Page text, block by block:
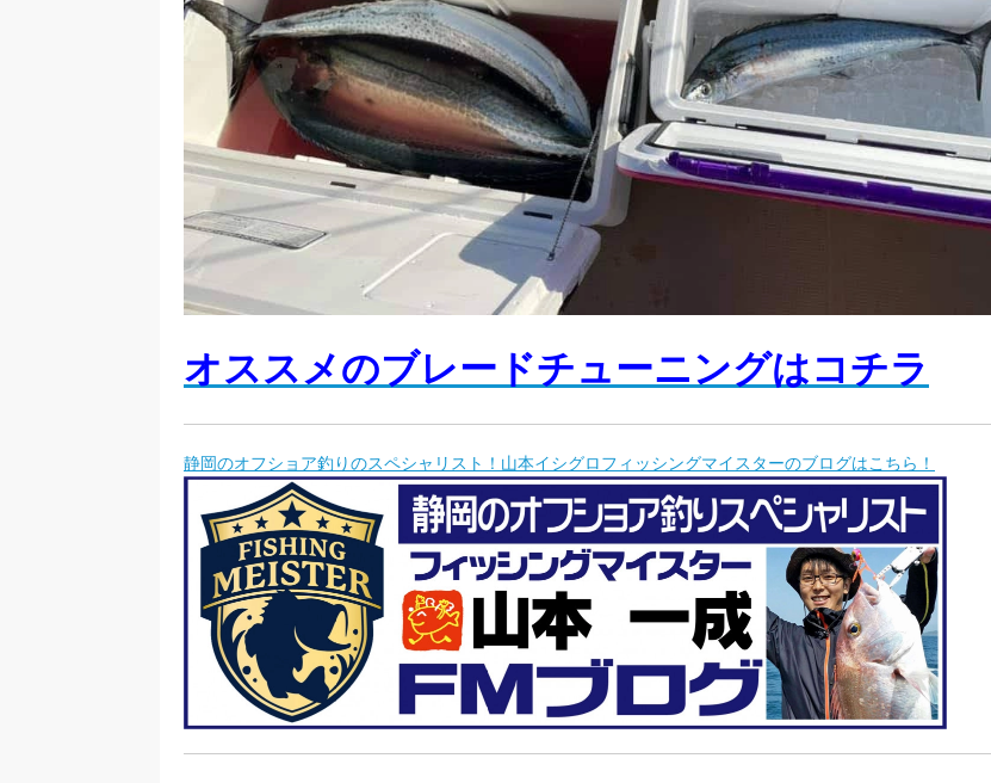
オススメのブレードチューニングはコチラ
静岡のオフショア釣りのスペシャリスト！山本イシグロフィッシングマイスターのブログはこちら！